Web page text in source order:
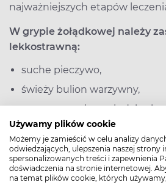
Używamy plików cookie
Możemy je zamieścić w celu analizy
odwiedzających, ulepszenia naszej strony
spersonalizowanych treści i zapewnienia
doświadczenia na stronie internetowej.
na temat plików cookie, których
najważniejszych etapów
W grypie żołądkowej należy
lekkostrawną:
suche pieczywo,
świeży bulion warzywny,
gotowane mięso z indyka,
kleik ryżowy,
gotowane lekkostrawne
mus jabłkowy (jabłka nie
surowej).